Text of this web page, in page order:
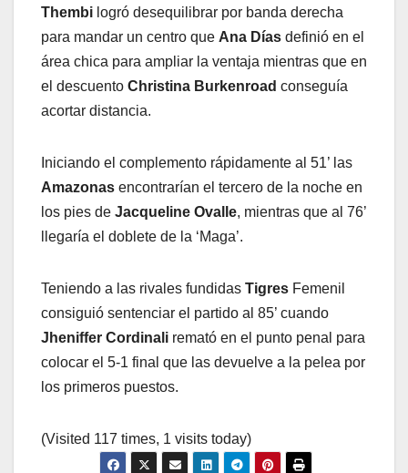
Thembi logró desequilibrar por banda derecha
para mandar un centro que Ana Días definió en el
área chica para ampliar la ventaja mientras que en
el descuento Christina Burkenroad conseguía
acortar distancia.
Iniciando el complemento rápidamente al 51’ las
Amazonas encontrarían el tercero de la noche en
los pies de Jacqueline Ovalle, mientras que al 76’
llegaría el doblete de la ‘Maga’.
Teniendo a las rivales fundidas Tigres Femenil
consiguió sentenciar el partido al 85’ cuando
Jheniffer Cordinali remató en el punto penal para
colocar el 5-1 final que las devuelve a la pelea por
los primeros puestos.
(Visited 117 times, 1 visits today)